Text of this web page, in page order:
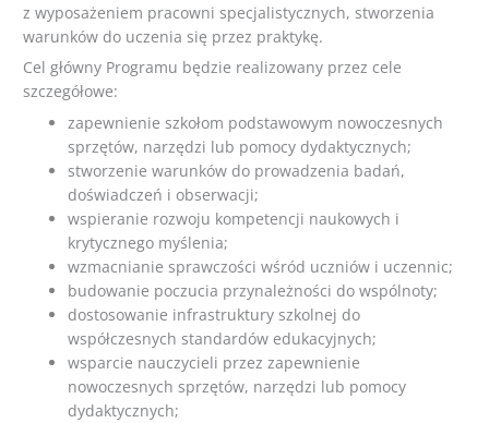
z wyposażeniem pracowni specjalistycznych, stworzenia
warunków do uczenia się przez praktykę.
Cel główny Programu będzie realizowany przez cele
szczegółowe:
zapewnienie szkołom podstawowym nowoczesnych
sprzętów, narzędzi lub pomocy dydaktycznych;
stworzenie warunków do prowadzenia badań,
doświadczeń i obserwacji;
wspieranie rozwoju kompetencji naukowych i
krytycznego myślenia;
wzmacnianie sprawczości wśród uczniów i uczennic;
budowanie poczucia przynależności do wspólnoty;
dostosowanie infrastruktury szkolnej do
współczesnych standardów edukacyjnych;
wsparcie nauczycieli przez zapewnienie
nowoczesnych sprzętów, narzędzi lub pomocy
dydaktycznych;